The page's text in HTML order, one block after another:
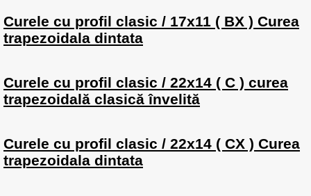
Curele cu profil clasic / 17x11 ( BX ) Curea
trapezoidala dintata
Curele cu profil clasic / 22x14 ( C ) curea
trapezoidală clasică învelită
Curele cu profil clasic / 22x14 ( CX ) Curea
trapezoidala dintata